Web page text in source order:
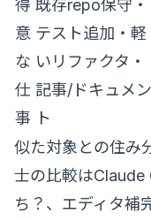
得
意
な
仕
事
既存repo保守・
テスト追加・軽
いリファクタ・
記事/ドキュメン
ト
似た対象との住み
士の比較はClaude
ち？ 、エディタ補